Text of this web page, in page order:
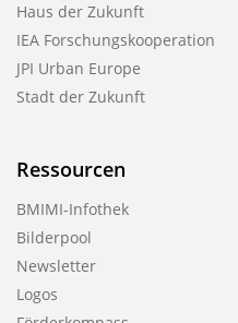
Haus der Zukunft
IEA Forschungskooperation
JPI Urban Europe
Stadt der Zukunft
Ressourcen
BMIMI-Infothek
Bilderpool
Newsletter
Logos